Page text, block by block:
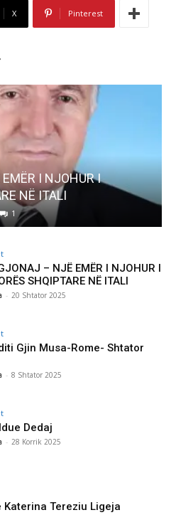
X Pinterest
Musa-Rome- Shtator 2025
8 Shtator 2025
– NJË EMËR I NJOHUR I
SHQIPTARE NË ITALI
- 20 Shtator 2025
Gjin Musa-Rome- Shtator
- 8 Shtator 2025
Dedaj
- 28 Korrik 2025
Katerina Tereziu Ligeja